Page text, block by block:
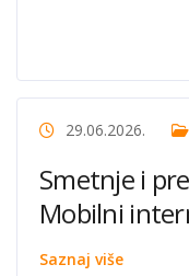
29.06.2026.
Smetnje i
Mobilni
Saznaj više